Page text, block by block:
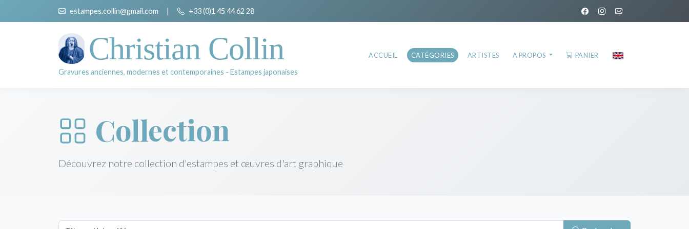
estampes.collin@gmail.com | +33 (0)1 45 44 62 28
Christian Collin
Gravures anciennes, modernes et contemporaines - Estampes japonaises
ACCUEIL CATÉGORIES ARTISTES A PROPOS PANIER
Collection
Découvrez notre collection d'estampes et œuvres d'art graphique